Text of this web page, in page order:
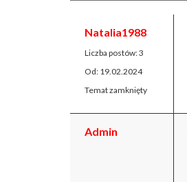
Natalia1988
Liczba postów: 3
Od: 19.02.2024
Temat zamknięty
Admin